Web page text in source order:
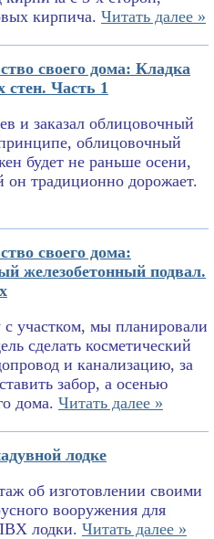
кирпича. Читать далее »
своего дома: Кладка
стен. Часть 1
и заказал облицовочный
облицовочный
будет не раньше осени,
он традиционно дорожает.
своего дома:
железобетонный подвал.
с участком, мы планировали
сделать косметический
и канализацию, за
забор, а осенью
дома. Читать далее »
лодке
об изготовлении своими
вооружения для
лодки. Читать далее »